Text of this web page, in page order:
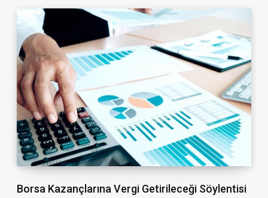
Borsa Kazançlarına Vergi Getirileceği Söylentisi